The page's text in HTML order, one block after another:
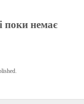
поки немає